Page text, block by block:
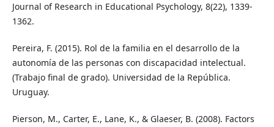
Journal of Research in Educational Psychology, 8(22), 1339-
1362.
Pereira, F. (2015). Rol de la familia en el desarrollo de la
autonomía de las personas con discapacidad intelectual.
(Trabajo final de grado). Universidad de la República.
Uruguay.
Pierson, M., Carter, E., Lane, K., & Glaeser, B. (2008). Factors